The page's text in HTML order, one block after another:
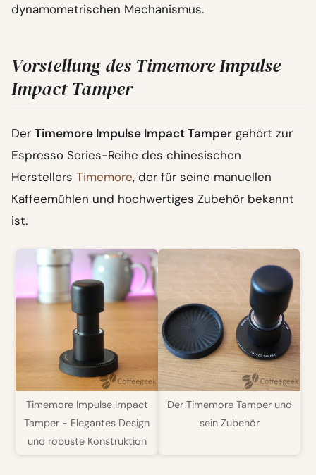
dynamometrischen Mechanismus.
Vorstellung des Timemore Impulse
Impact Tamper
Der Timemore Impulse Impact Tamper gehört zur
Espresso Series-Reihe des chinesischen
Herstellers Timemore, der für seine manuellen
Kaffeemühlen und hochwertiges Zubehör bekannt
ist.
Timemore Impulse Impact
Tamper - Elegantes Design
und robuste Konstruktion
Der Timemore Tamper und
sein Zubehör